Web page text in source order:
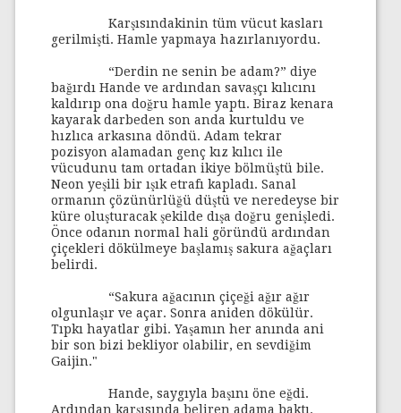
Karşısındakinin tüm vücut kasları
gerilmişti. Hamle yapmaya hazırlanıyordu.
“Derdin ne senin be adam?” diye
bağırdı Hande ve ardından savaşçı kılıcını
kaldırıp ona doğru hamle yaptı. Biraz kenara
kayarak darbeden son anda kurtuldu ve
hızlıca arkasına döndü. Adam tekrar
pozisyon alamadan genç kız kılıcı ile
vücudunu tam ortadan ikiye bölmüştü bile.
Neon yeşili bir ışık etrafı kapladı. Sanal
ormanın çözünürlüğü düştü ve neredeyse bir
küre oluşturacak şekilde dışa doğru genişledi.
Önce odanın normal hali göründü ardından
çiçekleri dökülmeye başlamış sakura ağaçları
belirdi.
“Sakura ağacının çiçeği ağır ağır
olgunlaşır ve açar. Sonra aniden dökülür.
Tıpkı hayatlar gibi. Yaşamın her anında ani
bir son bizi bekliyor olabilir, en sevdiğim
Gaijin."
Hande, saygıyla başını öne eğdi.
Ardından karşısında beliren adama baktı.